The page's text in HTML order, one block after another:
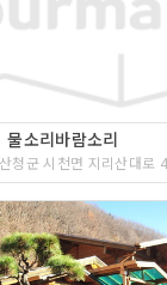
물소리바람소리
청군 시천면 지리산대로